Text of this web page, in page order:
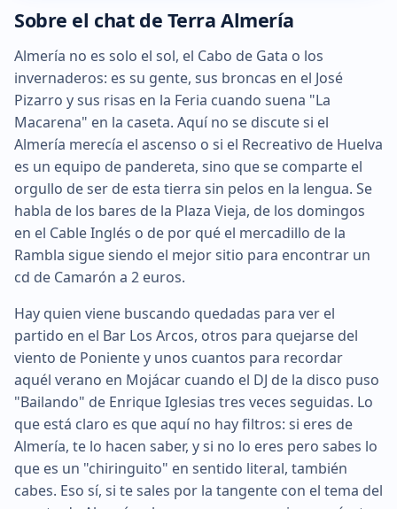
Sobre el chat de Terra Almería
Almería no es solo el sol, el Cabo de Gata o los
invernaderos: es su gente, sus broncas en el José
Pizarro y sus risas en la Feria cuando suena "La
Macarena" en la caseta. Aquí no se discute si el
Almería merecía el ascenso o si el Recreativo de Huelva
es un equipo de pandereta, sino que se comparte el
orgullo de ser de esta tierra sin pelos en la lengua. Se
habla de los bares de la Plaza Vieja, de los domingos
en el Cable Inglés o de por qué el mercadillo de la
Rambla sigue siendo el mejor sitio para encontrar un
cd de Camarón a 2 euros.
Hay quien viene buscando quedadas para ver el
partido en el Bar Los Arcos, otros para quejarse del
viento de Poniente y unos cuantos para recordar
aquél verano en Mojácar cuando el DJ de la disco puso
"Bailando" de Enrique Iglesias tres veces seguidas. Lo
que está claro es que aquí no hay filtros: si eres de
Almería, te lo hacen saber, y si no lo eres pero sabes lo
que es un "chiringuito" en sentido literal, también
cabes. Eso sí, si te sales por la tangente con el tema del